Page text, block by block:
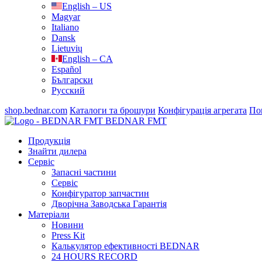
English – US
Magyar
Italiano
Dansk
Lietuvių
English – CA
Español
Български
Русский
shop.bednar.com Каталоги та брошури Конфігурація агрегата
BEDNAR FMT
Продукція
Знайти дилера
Сервіс
Запасні частини
Сервіс
Конфігуратор запчастин
Дворічна Заводська Гарантія
Матеріали
Новини
Press Kit
Калькулятор ефективності BEDNAR
24 HOURS RECORD